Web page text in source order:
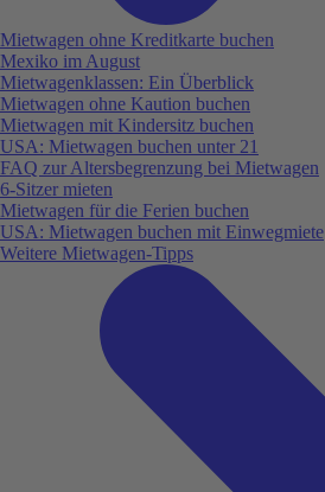
Mietwagen ohne Kreditkarte buchen
Mexiko im August
Mietwagenklassen: Ein Überblick
Mietwagen ohne Kaution buchen
Mietwagen mit Kindersitz buchen
USA: Mietwagen buchen unter 21
FAQ zur Altersbegrenzung bei Mietwagen
6-Sitzer mieten
Mietwagen für die Ferien buchen
USA: Mietwagen buchen mit Einwegmiete
Weitere Mietwagen-Tipps